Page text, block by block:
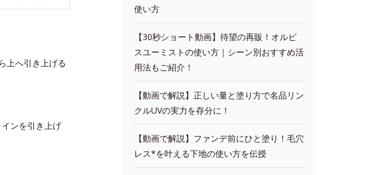
上へ引き上げる
ンを引き上げ
使い方
【30秒ショート動画】待望の再販！オルビ
スユーミストの使い方｜シーン別おすすめ活
用法もご紹介！
【動画で解説】正しい量と塗り方で名品リン
クルUVの実力を存分に！
【動画で解説】ファンデ前にひと塗り！毛穴
レス*を叶える下地の使い方を伝授